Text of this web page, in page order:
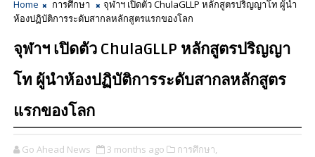
Home การศึกษา
จุฬาฯ เปิดตัว ChulaGLLP หลักสูตรปริญญาโท ผู้นำ
ห้องปฏิบัติการระดับสากลหลักสูตรแรกของโลก
จุฬาฯ เปิดตัว ChulaGLLP หลักสูตรปริญญา
โท ผู้นำห้องปฏิบัติการระดับสากลหลักสูตร
แรกของโลก
Go Ahead News 3 months ago การศึกษา,